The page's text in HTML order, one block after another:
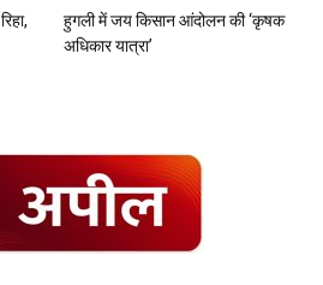
हुगली में जय किसान आंदोलन की ‘कृषक
अधिकार यात्रा’